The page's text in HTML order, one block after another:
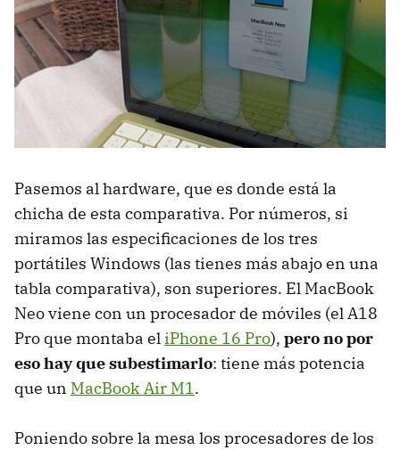
Pasemos al hardware, que es donde está la
chicha de esta comparativa. Por números, si
miramos las especificaciones de los tres
portátiles Windows (las tienes más abajo en una
tabla comparativa), son superiores. El MacBook
Neo viene con un procesador de móviles (el A18
Pro que montaba eliPhone 16 Pro), pero no por
eso hay que subestimarlo: tiene más potencia
que un MacBook Air M1.
Poniendo sobre la mesa los procesadores de los